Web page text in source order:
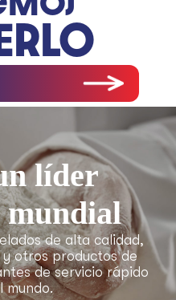
líder
mundial
de alta calidad,
otros productos de
de servicio rápido
mundo.